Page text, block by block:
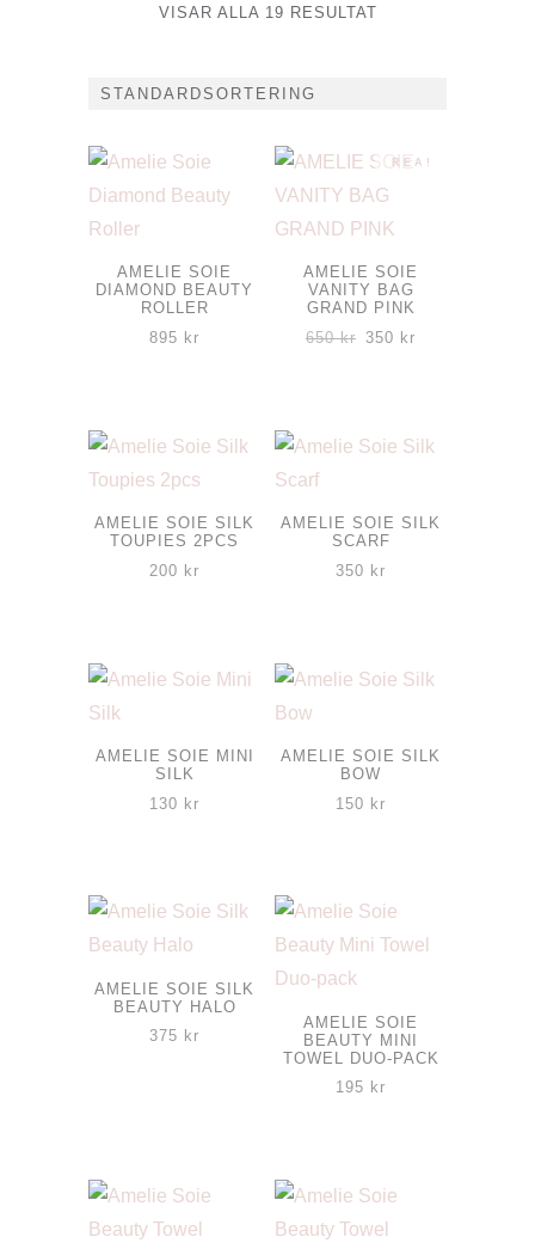
VISAR ALLA 19 RESULTAT
AMELIE SOIE
DIAMOND BEAUTY
ROLLER
895 kr
REA!
AMELIE SOIE
VANITY BAG
GRAND PINK
650kr Det
650 kr.
350 kr
350 kr.
AMELIE SOIE SILK
TOUPIES 2PCS
200 kr
produkten
har
flera
kan
väljas
på
AMELIE SOIE SILK
SCARF
350 kr
produkten
har
flera
kan
väljas
på
produktsidan
AMELIE SOIE MINI
SILK
130 kr
produkten
har
flera
väljas
på
AMELIE SOIE SILK
BOW
150 kr
produkten
har
flera
varianter.
De
väljas
på
AMELIE SOIE SILK
BEAUTY HALO
375 kr
AMELIE SOIE
BEAUTY MINI
TOWEL DUO-PACK
195 kr